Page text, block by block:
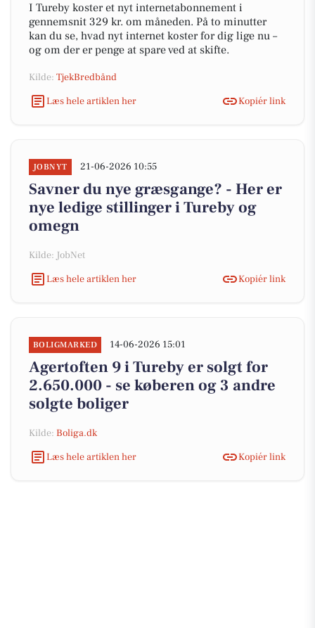
I Tureby koster et nyt internetabonnement i
gennemsnit 329 kr. om måneden. På to minutter
kan du se, hvad nyt internet koster for dig lige nu –
og om der er penge at spare ved at skifte.
Kilde: TjekBredbånd
Læs hele artiklen her
Kopiér link
JOBNYT 21-06-2026 10:55
Savner du nye græsgange? - Her er
nye ledige stillinger i Tureby og
omegn
Kilde: JobNet
Læs hele artiklen her
Kopiér link
BOLIGMARKED 14-06-2026 15:01
Agertoften 9 i Tureby er solgt for
2.650.000 - se køberen og 3 andre
solgte boliger
Kilde: Boliga.dk
Læs hele artiklen her
Kopiér link